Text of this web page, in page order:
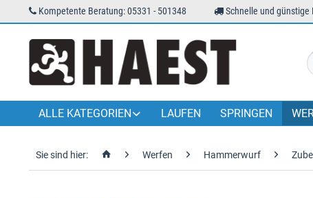
Kompetente Beratung: 05331 - 501348 Schnelle und günstige
ALLE KATEGORIEN LAUFEN SPRINGEN
Sie sind hier: Werfen Hammerwurf